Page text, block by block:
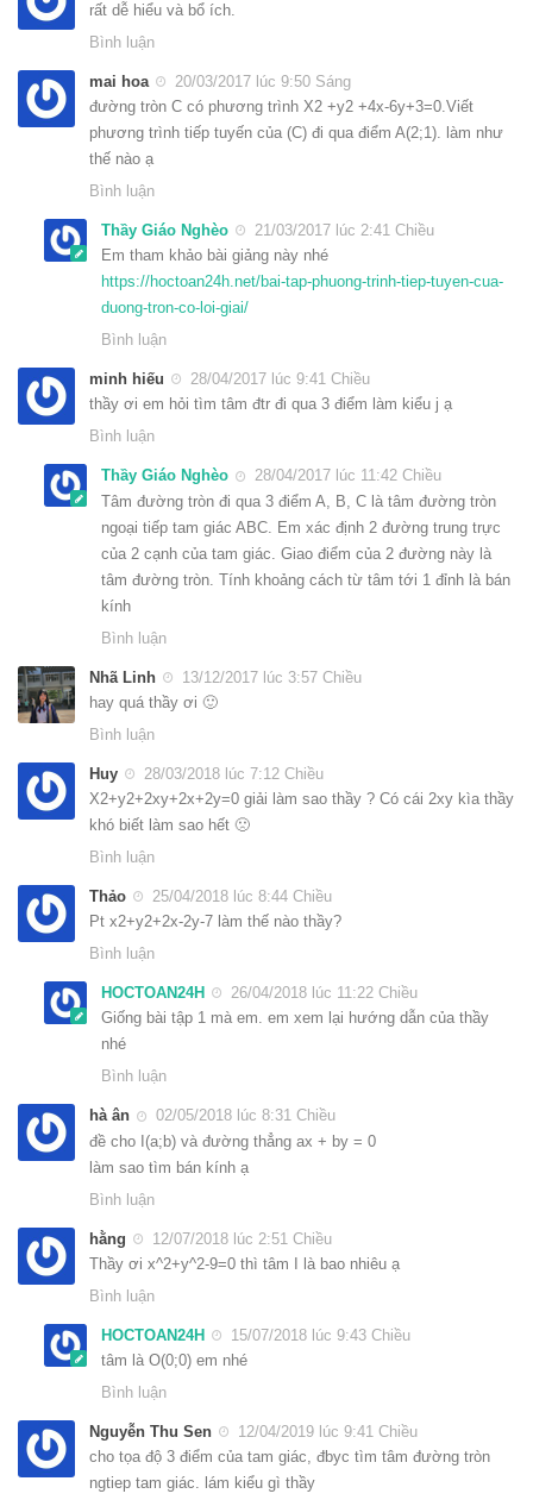
rất dễ hiểu và bổ ích.
Bình luận
mai hoa
20/03/2017 lúc 9:50 Sáng
đường tròn C có phương trình X2 +y2 +4x-6y+3=0.Viết
phương trình tiếp tuyến của (C) đi qua điểm A(2;1). làm như
thế nào ạ
Bình luận
Thầy Giáo Nghèo
21/03/2017 lúc 2:41 Chiều
Em tham khảo bài giảng này nhé
https://hoctoan24h.net/bai-tap-phuong-trinh-tiep-tuyen-cua-
duong-tron-co-loi-giai/
Bình luận
minh hiếu
28/04/2017 lúc 9:41 Chiều
thầy ơi em hỏi tìm tâm đtr đi qua 3 điểm làm kiểu j ạ
Bình luận
Thầy Giáo Nghèo
28/04/2017 lúc 11:42 Chiều
Tâm đường tròn đi qua 3 điểm A, B, C là tâm đường tròn
ngoại tiếp tam giác ABC. Em xác định 2 đường trung trực
của 2 cạnh của tam giác. Giao điểm của 2 đường này là
tâm đường tròn. Tính khoảng cách từ tâm tới 1 đỉnh là bán
kính
Bình luận
Nhã Linh
13/12/2017 lúc 3:57 Chiều
hay quá thầy ơi 🙂
Bình luận
Huy
28/03/2018 lúc 7:12 Chiều
X2+y2+2xy+2x+2y=0 giải làm sao thầy ? Có cái 2xy kìa thầy
khó biết làm sao hết 🙁
Bình luận
Thảo
25/04/2018 lúc 8:44 Chiều
Pt x2+y2+2x-2y-7 làm thế nào thầy?
Bình luận
HOCTOAN24H
26/04/2018 lúc 11:22 Chiều
Giống bài tập 1 mà em. em xem lại hướng dẫn của thầy
nhé
Bình luận
hà ân
02/05/2018 lúc 8:31 Chiều
đề cho I(a;b) và đường thẳng ax + by = 0
làm sao tìm bán kính ạ
Bình luận
hằng
12/07/2018 lúc 2:51 Chiều
Thầy ơi x^2+y^2-9=0 thì tâm I là bao nhiêu ạ
Bình luận
HOCTOAN24H
15/07/2018 lúc 9:43 Chiều
tâm là O(0;0) em nhé
Bình luận
Nguyễn Thu Sen
12/04/2019 lúc 9:41 Chiều
cho tọa độ 3 điểm của tam giác, đbyc tìm tâm đường tròn
ngtiep tam giác. lám kiểu gì thầy